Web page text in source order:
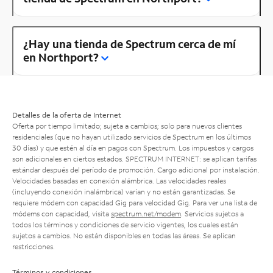
¿Hay una tienda de Spectrum cerca de mí
en Northport?
Detalles de la oferta de Internet
Oferta por tiempo limitado; sujeta a cambios; solo para nuevos clientes
residenciales (que no hayan utilizado servicios de Spectrum en los últimos
30 días) y que estén al día en pagos con Spectrum. Los impuestos y cargos
son adicionales en ciertos estados. SPECTRUM INTERNET: se aplican tarifas
estándar después del período de promoción. Cargo adicional por instalación.
Velocidades basadas en conexión alámbrica. Las velocidades reales
(incluyendo conexión inalámbrica) varían y no están garantizadas. Se
requiere módem con capacidad Gig para velocidad Gig. Para ver una lista de
módems con capacidad, visita spectrum.net/modem . Servicios sujetos a
todos los términos y condiciones de servicio vigentes, los cuales están
sujetos a cambios. No están disponibles en todas las áreas. Se aplican
restricciones.